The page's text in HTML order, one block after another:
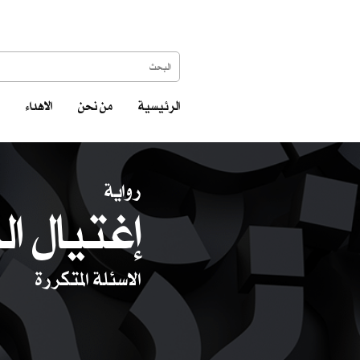
الرئيسية من نحن الاهداء
رواية
إغتيال
الاسئلة المتكررة